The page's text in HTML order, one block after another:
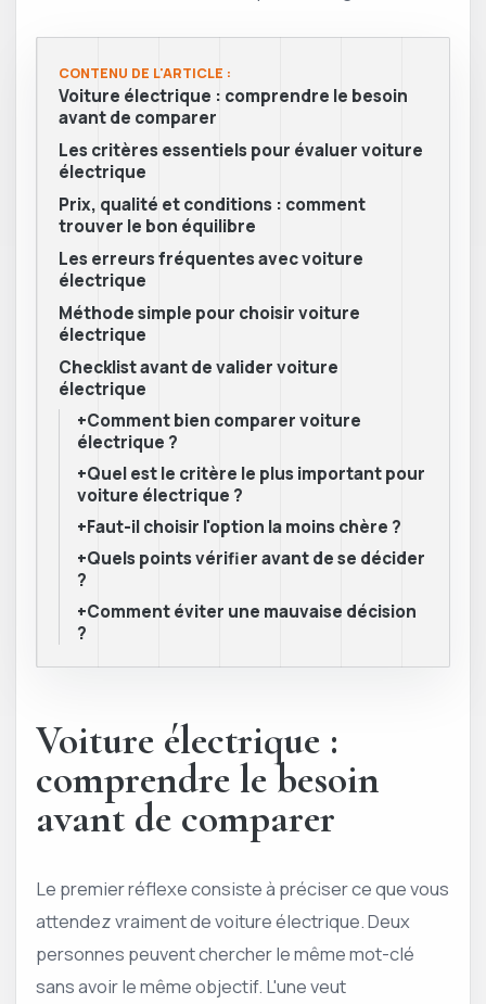
CONTENU DE L'ARTICLE :
Voiture électrique : comprendre le besoin
avant de comparer
Les critères essentiels pour évaluer voiture
électrique
Prix, qualité et conditions : comment
trouver le bon équilibre
Les erreurs fréquentes avec voiture
électrique
Méthode simple pour choisir voiture
électrique
Checklist avant de valider voiture
électrique
+Comment bien comparer voiture
électrique ?
+Quel est le critère le plus important pour
voiture électrique ?
+Faut-il choisir l'option la moins chère ?
+Quels points vérifier avant de se décider
?
+Comment éviter une mauvaise décision
?
Voiture électrique :
comprendre le besoin
avant de comparer
Le premier réflexe consiste à préciser ce que vous
attendez vraiment de voiture électrique. Deux
personnes peuvent chercher le même mot-clé
sans avoir le même objectif. L'une veut